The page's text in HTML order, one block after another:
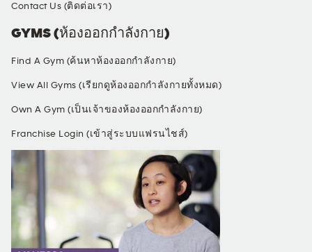
GYMS (ห้องออกกำลังกาย)
Find A Gym (ค้นหาห้องออกกำลังกาย)
View All Gyms (เรียกดูห้องออกกำลังกายทั้งหมด)
Own A Gym (เป็นเจ้าของห้องออกกำลังกาย)
Franchise Login (เข้าสู่ระบบแฟรนไชส์)
Contact Us (ติดต่อเรา)